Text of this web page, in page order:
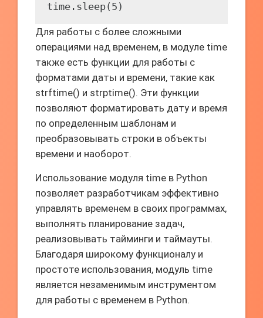
time.sleep(5)
Для работы с более сложными
операциями над временем, в модуле time
также есть функции для работы с
форматами даты и времени, такие как
strftime() и strptime(). Эти функции
позволяют форматировать дату и время
по определенным шаблонам и
преобразовывать строки в объекты
времени и наоборот.
Использование модуля time в Python
позволяет разработчикам эффективно
управлять временем в своих программах,
выполнять планирование задач,
реализовывать тайминги и таймауты.
Благодаря широкому функционалу и
простоте использования, модуль time
является незаменимым инструментом
для работы с временем в Python.